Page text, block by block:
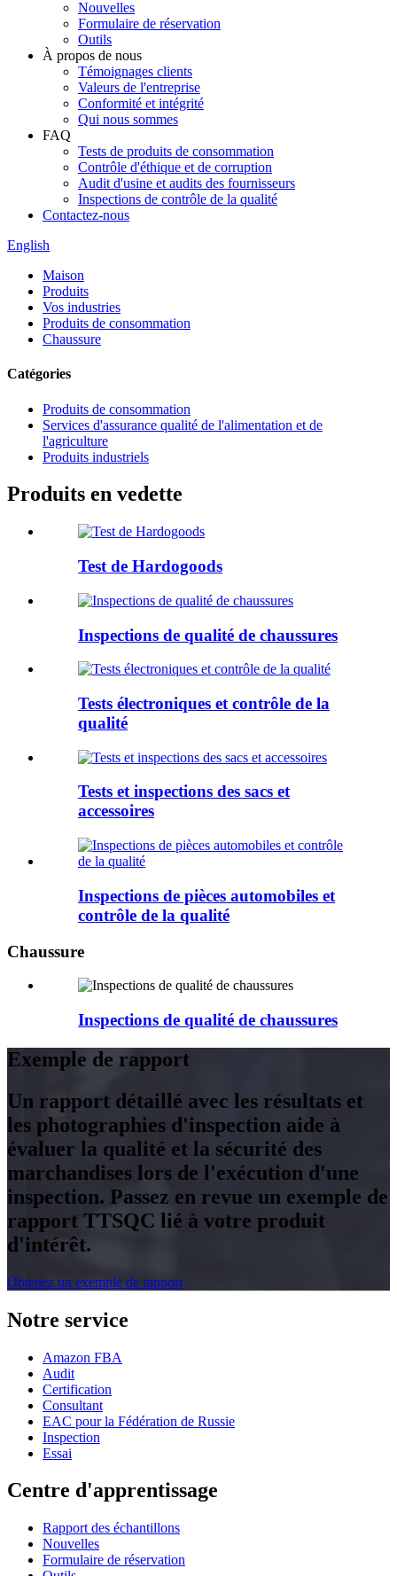
Nouvelles
Formulaire de réservation
Outils
À propos de nous
Témoignages clients
Valeurs de l'entreprise
Conformité et intégrité
Qui nous sommes
FAQ
Tests de produits de consommation
Contrôle d'éthique et de corruption
Audit d'usine et audits des fournisseurs
Inspections de contrôle de la qualité
Contactez-nous
English
Maison
Produits
Vos industries
Produits de consommation
Chaussure
Catégories
Produits de consommation
Services d'assurance qualité de l'alimentation et de
l'agriculture
Produits industriels
Produits en vedette
Test de Hardogoods
Inspections de qualité de chaussures
Tests électroniques et contrôle de la
qualité
Tests et inspections des sacs et
accessoires
Inspections de pièces automobiles et
contrôle de la qualité
Chaussure
Inspections de qualité de chaussures
Exemple de rapport
Un rapport détaillé avec les résultats et
les photographies d'inspection aide à
évaluer la qualité et la sécurité des
marchandises lors de l'exécution d'une
inspection. Passez en revue un exemple de
rapport TTSQC lié à votre produit
d'intérêt.
Obtenez un exemple de rapport
Notre service
Amazon FBA
Audit
Certification
Consultant
EAC pour la Fédération de Russie
Inspection
Essai
Centre d'apprentissage
Rapport des échantillons
Nouvelles
Formulaire de réservation